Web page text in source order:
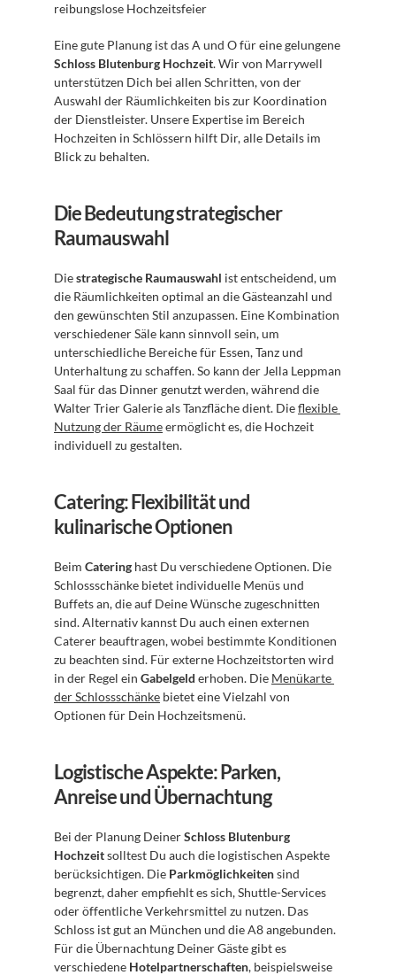
reibungslose Hochzeitsfeier
Schloss Blutenburg Hochzeit. Wir von Marrywell
unterstützen Dich bei allen Schritten, von der
Auswahl der Räumlichkeiten bis zur Koordination
der Dienstleister. Unsere Expertise im Bereich
Hochzeiten in Schlössern hilft Dir, alle Details im
Blick zu behalten.
Die Bedeutung strategischer
Raumauswahl
Die strategische Raumauswahl ist entscheidend, um
die Räumlichkeiten optimal an die Gästeanzahl und
den gewünschten Stil anzupassen. Eine Kombination
verschiedener Säle kann sinnvoll sein, um
unterschiedliche Bereiche für Essen, Tanz und
Unterhaltung zu schaffen. So kann der Jella Leppman
Saal für das Dinner genutzt werden, während die
Walter Trier Galerie als Tanzfläche dient. Die flexible
Nutzung der Räume ermöglicht es, die Hochzeit
individuell zu gestalten.
Catering: Flexibilität und
kulinarische Optionen
Beim Catering hast Du verschiedene Optionen. Die
Schlossschänke bietet individuelle Menüs und
Buffets an, die auf Deine Wünsche zugeschnitten
sind. Alternativ kannst Du auch einen externen
Caterer beauftragen, wobei bestimmte Konditionen
zu beachten sind. Für externe Hochzeitstorten wird
in der Regel ein Gabelgeld erhoben. Die Menükarte
der Schlossschänke bietet eine Vielzahl von
Optionen für Dein Hochzeitsmenü.
Logistische Aspekte: Parken,
Anreise und Übernachtung
Bei der Planung Deiner Schloss Blutenburg
Hochzeit solltest Du auch die logistischen Aspekte
berücksichtigen. Die Parkmöglichkeiten sind
begrenzt, daher empfiehlt es sich, Shuttle-Services
oder öffentliche Verkehrsmittel zu nutzen. Das
Schloss ist gut an München und die A8 angebunden.
Für die Übernachtung Deiner Gäste gibt es
verschiedene Hotelpartnerschaften, beispielsweise